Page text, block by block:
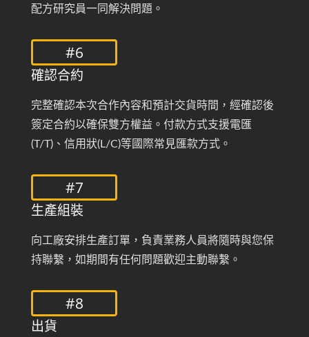
配方研究員一同解決問題。
#6
確認合約
完整確認本次合作內容和預計交貨時間，經確認後
簽定合約以確保雙方權益。付款方式支援電匯
(T/T)、信用狀(L/C)等國際常見匯款方式。
#7
生產組裝
向工廠安排生產訂單，負責業務人員將隨時與您保
持聯繫，如期間有任何問題歡迎主動聯繫。
#8
出貨